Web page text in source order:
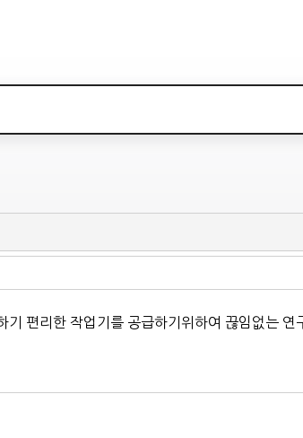
편리한 작업기를 공급하기위하여 끊임없는